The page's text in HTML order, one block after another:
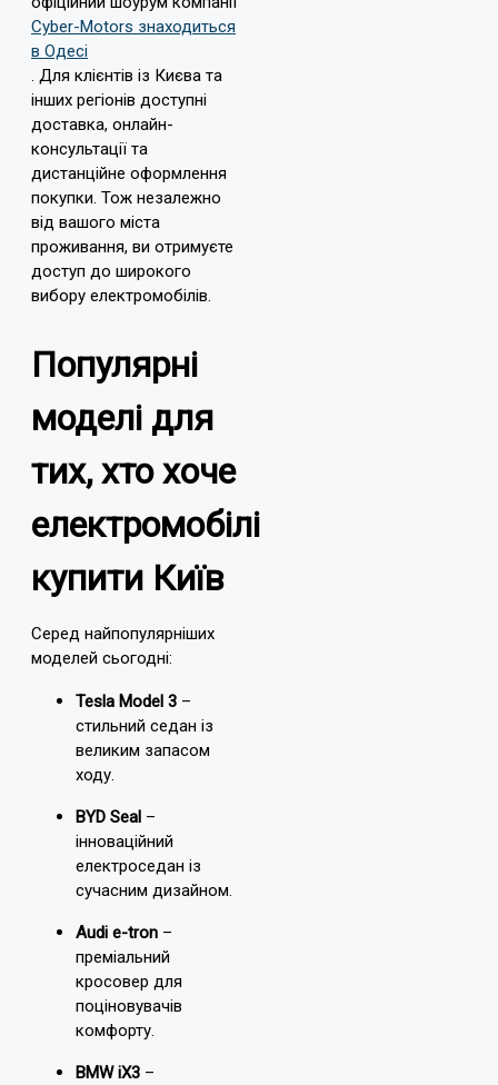
Cyber-Motors знаходиться
в Одесі
. Для клієнтів із Києва та
інших регіонів доступні
доставка, онлайн-
консультації та
дистанційне оформлення
покупки. Тож незалежно
від вашого міста
проживання, ви отримуєте
доступ до широкого
вибору електромобілів.
Популярні
моделі для
тих, хто хоче
електромобілі
купити Київ
Серед найпопулярніших
моделей сьогодні:
Tesla Model 3 –
стильний седан із
великим запасом
ходу.
BYD Seal –
інноваційний
електроседан із
сучасним дизайном.
Audi e-tron –
преміальний
кросовер для
поціновувачів
комфорту.
BMW iX3 –